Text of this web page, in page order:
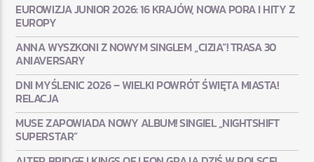
EUROWIZJA JUNIOR 2026: 16 KRAJÓW, NOWA PORA I HITY Z
EUROPY
ANNA WYSZKONI Z NOWYM SINGLEM „CIZIA”! TRASA 30
ANIAVERSARY
DNI MYŚLENIC 2026 – WIELKI POWRÓT ŚWIĘTA MIASTA!
RELACJA
MUSE ZAPOWIADA NOWY ALBUM! SINGIEL „NIGHTSHIFT
SUPERSTAR”